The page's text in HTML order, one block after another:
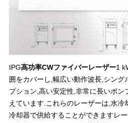
IPG高功率CWファイバーレーザー1
囲をカバーし,幅広い動作波長,シング
プション,高い安定性,非常に長いポン
えています.これらのレーザーは,水冷
冷却器で供給することができますレ